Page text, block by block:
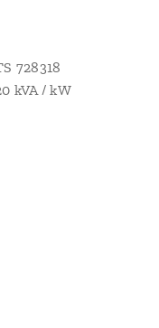
728318
kVA / kW